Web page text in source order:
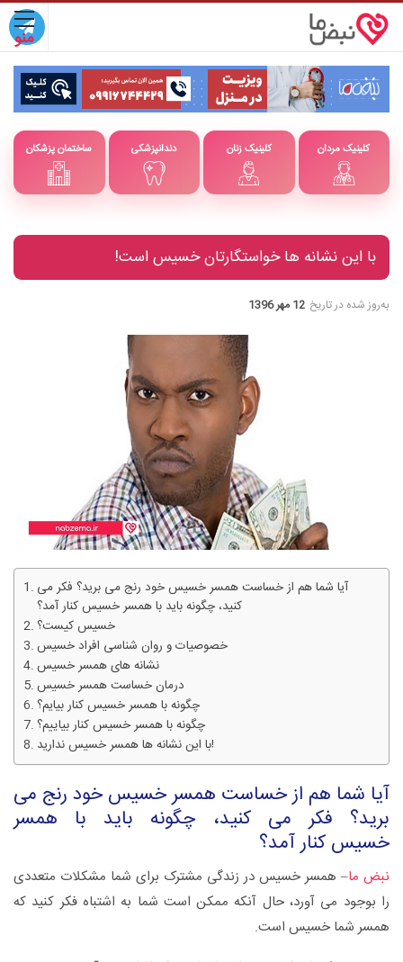
ساختمان پزشکان دندانپزشکی کلینیک زنان کلینیک مردان
با این نشانه ها خواستگارتان خسیس است!
به‌روز شده در تاریخ 12 مهر 1396
آیا شما هم از خساست همسر خسیس خود رنج می برید؟ فکر می
کنید، چگونه باید با همسر خسیس کنار آمد؟
خسیس کیست؟
خصوصیات و روان شناسی افراد خسیس
نشانه های همسر خسیس
درمان خساست همسر خسیس
چگونه با همسر خسیس کنار بیایم؟
چگونه با همسر خسیس کنار بیاییم؟
با این نشانه ها همسر خسیس ندارید!
آیا شما هم از خساست همسر خسیس خود رنج می
برید؟ فکر می کنید، چگونه باید با همسر
خسیس کنار آمد؟
نبض ما– همسر خسیس در زندگی مشترک برای شما مشکلات متعددی
را بوجود می آورد، حال آنکه ممکن است شما به اشتباه فکر کنید که
همسر شما خسیس است.